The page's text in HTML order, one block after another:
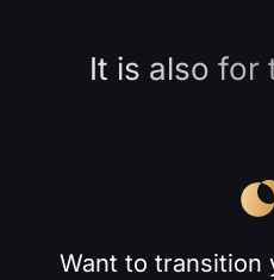
It is also for
Want to transition